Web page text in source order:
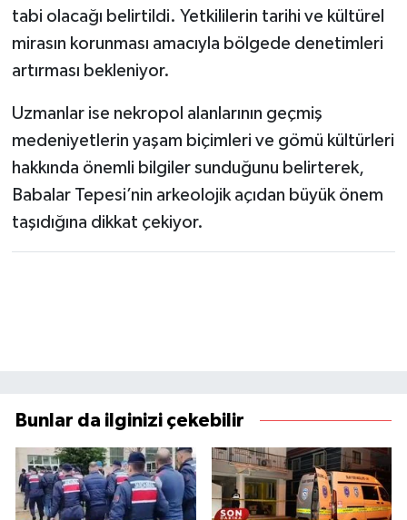
tabi olacağı belirtildi. Yetkililerin tarihi ve kültürel
mirasın korunması amacıyla bölgede denetimleri
artırması bekleniyor.
Uzmanlar ise nekropol alanlarının geçmiş
medeniyetlerin yaşam biçimleri ve gömü kültürleri
hakkında önemli bilgiler sunduğunu belirterek,
Babalar Tepesi’nin arkeolojik açıdan büyük önem
taşıdığına dikkat çekiyor.
Bunlar da ilginizi çekebilir